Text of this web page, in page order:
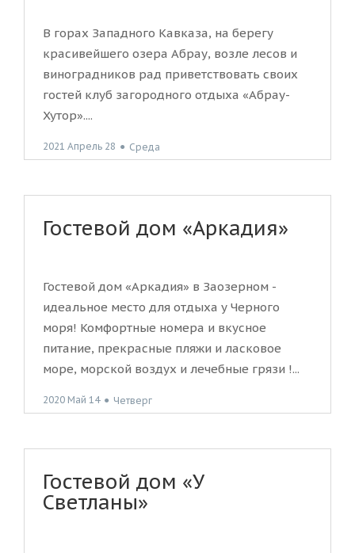
В горах Западного Кавказа, на берегу
красивейшего озера Абрау, возле лесов и
виноградников рад приветствовать своих
гостей клуб загородного отдыха «Абрау-
Хутор»....
2021 Апрель 28 ● Среда
Гостевой дом «Аркадия»
Гостевой дом «Аркадия» в Заозерном -
идеальное место для отдыха у Черного
моря! Комфортные номера и вкусное
питание, прекрасные пляжи и ласковое
море, морской воздух и лечебные грязи !...
2020 Май 14 ● Четверг
Гостевой дом «У
Светланы»